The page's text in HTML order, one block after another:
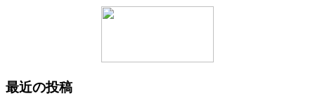
最近の投稿